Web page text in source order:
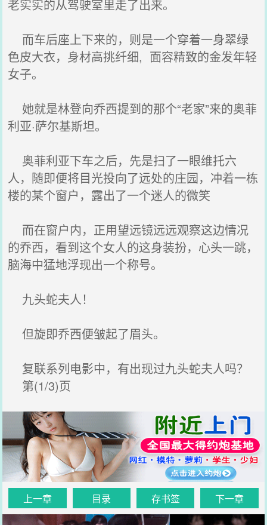
老实实的从驾驶室里走了出来。
而车后座上下来的，则是一个穿着一身翠绿
色皮大衣，身材高挑纤细, 面容精致的金发年轻
女子。
她就是林登向乔西提到的那个“老家”来的奥菲
利亚·萨尔基斯坦。
奥菲利亚下车之后，先是扫了一眼维托六
人，随即便将目光投向了远处的庄园，冲着一栋
楼的某个窗户，露出了一个迷人的微笑
而在窗户内，正用望远镜远远观察这边情况
的乔西，看到这个女人的这身装扮，心头一跳，
脑海中猛地浮现出一个称号。
九头蛇夫人！
但旋即乔西便皱起了眉头。
复联系列电影中，有出现过九头蛇夫人吗？
第(1/3)页
上一章 目录 存书签 下一章